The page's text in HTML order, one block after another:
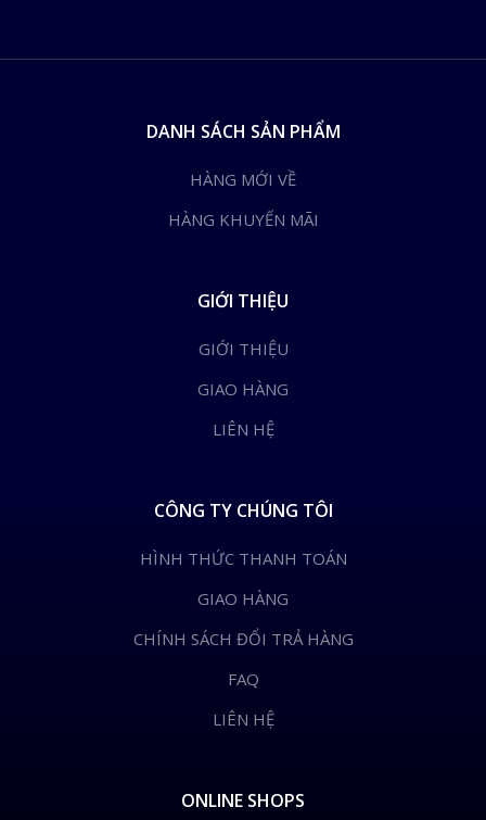
DANH SÁCH SẢN PHẨM
HÀNG MỚI VỀ
HÀNG KHUYẾN MÃI
GIỚI THIỆU
GIỚI THIỆU
GIAO HÀNG
LIÊN HỆ
CÔNG TY CHÚNG TÔI
HÌNH THỨC THANH TOÁN
GIAO HÀNG
CHÍNH SÁCH ĐỔI TRẢ HÀNG
FAQ
LIÊN HỆ
ONLINE SHOPS